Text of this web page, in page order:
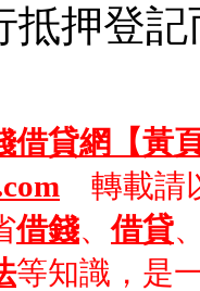
抵押登
借貸網【黃
轉載請
借錢、借貸
等知識，是